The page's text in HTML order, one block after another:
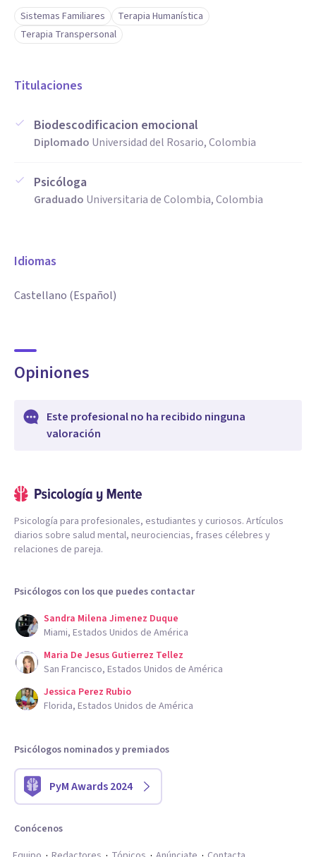
Sistemas Familiares
Terapia Humanística
Terapia Transpersonal
Titulaciones
Biodescodificacion emocional
Diplomado Universidad del Rosario, Colombia
Psicóloga
Graduado Universitaria de Colombia, Colombia
Idiomas
Castellano (Español)
Opiniones
Este profesional no ha recibido ninguna
valoración
Psicología para profesionales, estudiantes y curiosos. Artículos
diarios sobre salud mental, neurociencias, frases célebres y
relaciones de pareja.
Psicólogos con los que puedes contactar
Sandra Milena Jimenez Duque
Miami, Estados Unidos de América
Maria De Jesus Gutierrez Tellez
San Francisco, Estados Unidos de América
Jessica Perez Rubio
Florida, Estados Unidos de América
Psicólogos nominados y premiados
PyM Awards 2024
Conócenos